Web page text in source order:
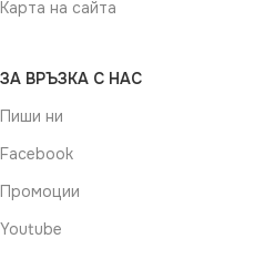
Карта на сайта
ЗА ВРЪЗКА С НАС
Пиши ни
Facebook
Промоции
Youtube